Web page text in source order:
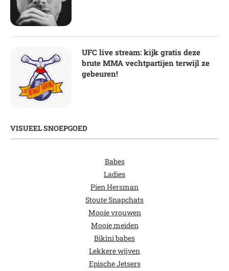
UFC live stream: kijk gratis deze
brute MMA vechtpartijen terwijl ze
gebeuren!
VISUEEL SNOEPGOED
Babes
Ladies
Pien Hersman
Stoute Snapchats
Mooie vrouwen
Mooie meiden
Bikini babes
Lekkere wijven
Epische Jetsers